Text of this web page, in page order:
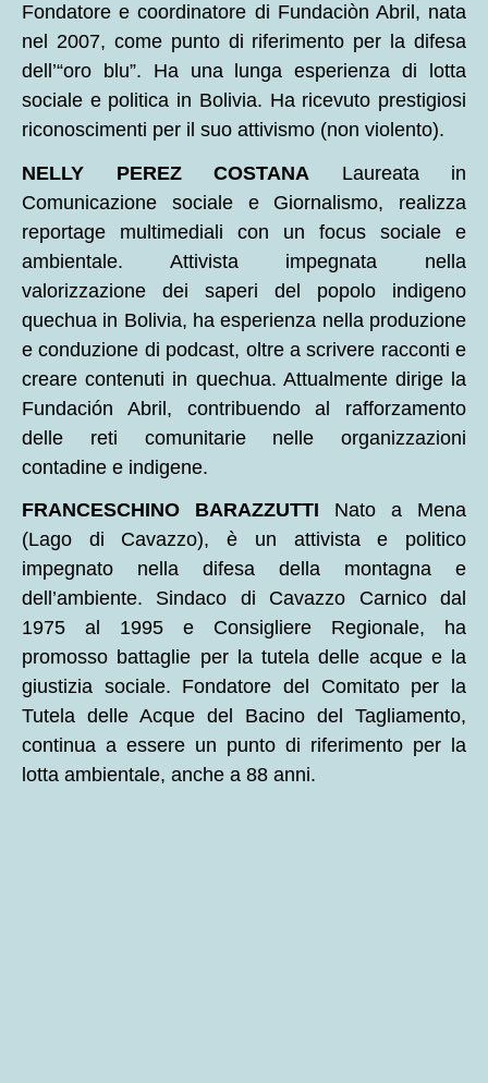
Fondatore e coordinatore di Fundaciòn Abril, nata
nel 2007, come punto di riferimento per la difesa
dell’“oro blu”. Ha una lunga esperienza di lotta
sociale e politica in Bolivia. Ha ricevuto prestigiosi
riconoscimenti per il suo attivismo (non violento).
NELLY PEREZ COSTANA Laureata in
Comunicazione sociale e Giornalismo, realizza
reportage multimediali con un focus sociale e
ambientale. Attivista impegnata nella
valorizzazione dei saperi del popolo indigeno
quechua in Bolivia, ha esperienza nella produzione
e conduzione di podcast, oltre a scrivere racconti e
creare contenuti in quechua. Attualmente dirige la
Fundación Abril, contribuendo al rafforzamento
delle reti comunitarie nelle organizzazioni
contadine e indigene.
FRANCESCHINO BARAZZUTTI Nato a Mena
(Lago di Cavazzo), è un attivista e politico
impegnato nella difesa della montagna e
dell’ambiente. Sindaco di Cavazzo Carnico dal
1975 al 1995 e Consigliere Regionale, ha
promosso battaglie per la tutela delle acque e la
giustizia sociale. Fondatore del Comitato per la
Tutela delle Acque del Bacino del Tagliamento,
continua a essere un punto di riferimento per la
lotta ambientale, anche a 88 anni.